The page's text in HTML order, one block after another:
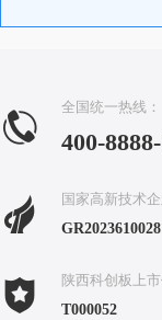
全国统一热线：
400-
国家高新技术企
陕西科创板上市
T000052